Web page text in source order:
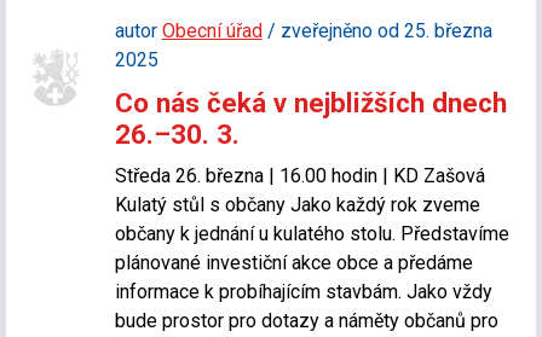
autor Obecní úřad/ zveřejněno od 25. března
2025
Co nás čeká v nejbližších dnech
26.–30. 3.
Středa 26. března | 16.00 hodin | KD Zašová
Kulatý stůl s občany Jako každý rok zveme
občany k jednání u kulatého stolu. Představíme
plánované investiční akce obce a předáme
informace k probíhajícím stavbám. Jako vždy
bude prostor pro dotazy a náměty občanů pro